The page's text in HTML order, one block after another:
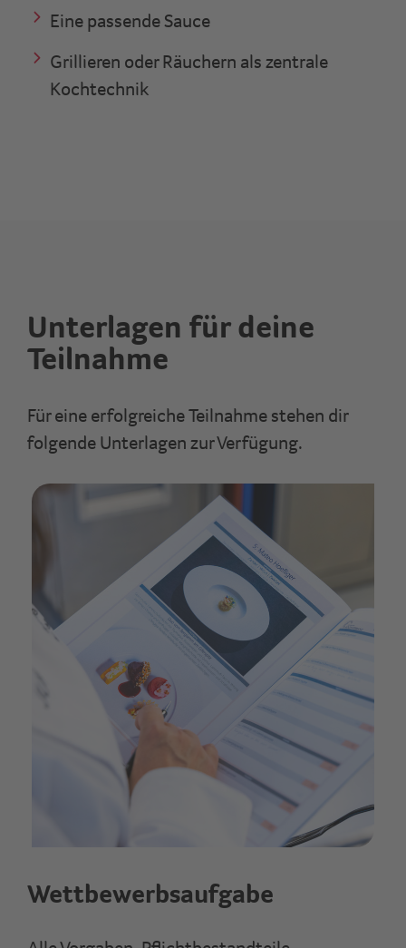
Eine passende Sauce
Grillieren oder Räuchern als zentrale
Kochtechnik
Unterlagen für deine
Teilnahme
Für eine erfolgreiche Teilnahme stehen dir
folgende Unterlagen zur Verfügung.
Wettbewerbsaufgabe